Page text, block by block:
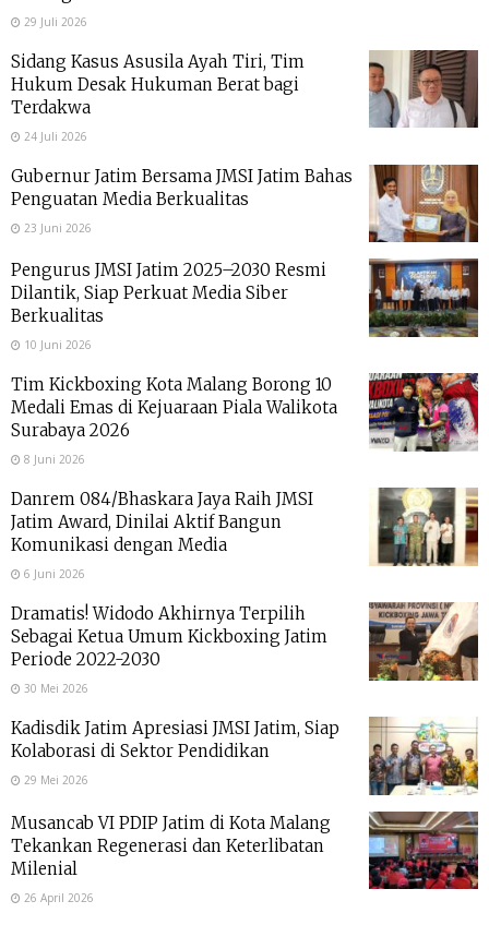
29 Juli 2026
Sidang Kasus Asusila Ayah Tiri, Tim
Hukum Desak Hukuman Berat bagi
Terdakwa
24 Juli 2026
Gubernur Jatim Bersama JMSI Jatim Bahas
Penguatan Media Berkualitas
23 Juni 2026
Pengurus JMSI Jatim 2025–2030 Resmi
Dilantik, Siap Perkuat Media Siber
Berkualitas
10 Juni 2026
Tim Kickboxing Kota Malang Borong 10
Medali Emas di Kejuaraan Piala Walikota
Surabaya 2026
8 Juni 2026
Danrem 084/Bhaskara Jaya Raih JMSI
Jatim Award, Dinilai Aktif Bangun
Komunikasi dengan Media
6 Juni 2026
Dramatis! Widodo Akhirnya Terpilih
Sebagai Ketua Umum Kickboxing Jatim
Periode 2022-2030
30 Mei 2026
Kadisdik Jatim Apresiasi JMSI Jatim, Siap
Kolaborasi di Sektor Pendidikan
29 Mei 2026
Musancab VI PDIP Jatim di Kota Malang
Tekankan Regenerasi dan Keterlibatan
Milenial
26 April 2026